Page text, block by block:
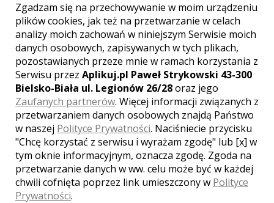
MIEJSCOWOŚCI W POBLIŻU
Wesele Miasteczko Śląskie,Wesele Radzionków,
Wesele Bytom, Wesele Zabrze ,Wesele Siemianowice
Śląskie ,Wesele Pyskowice,Wesele Kalety,Wesele
Woźniki,Wesele Siewierz,Wesele Gliwice, Wesele
Katowice ,Wesele Piekary Śląskie,Wesele Świerklaniec
WASZA OCENA:
4.50| głosów:2
Zgadzam się na przechowywanie w moim urządzeniu
plików cookies, jak też na przetwarzanie w celach
analizy moich zachowań w niniejszym Serwisie moich
danych osobowych, zapisywanych w tych plikach,
pozostawianych przeze mnie w ramach korzystania z
Serwisu przez Aplikuj.pl Paweł Strykowski 43-300
Bielsko-Biała ul. Legionów 26/28oraz jego
Zaufanych partnerów. Więcej informacji związanych z
przetwarzaniem danych osobowych znajdą Państwo
w naszej Polityce Prywatności. Naciśniecie przycisku
"Chcę korzystać z serwisu i wyrażam zgodę" lub [x] w
tym oknie informacyjnym, oznacza zgodę. Zgoda na
przetwarzanie danych w ww. celu może być w każdej
chwili cofnięta poprzez link umieszczony w Polityce
Prywatności.